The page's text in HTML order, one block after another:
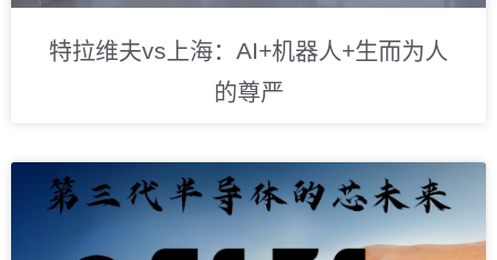
特拉维夫vs上海：AI+机器人+生而为人
的尊严